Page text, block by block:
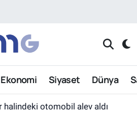
Ekonomi Siyaset Dünya
halindeki otomobil alev aldı